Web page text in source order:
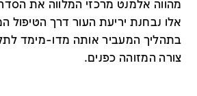
מהווה אלמנט מרכזי המלווה את
אלו נבחנת יריעת העור דרך הטיפול
בתהליך המעביר אותה מדו-מימד
צורה המזוהה כפנים.